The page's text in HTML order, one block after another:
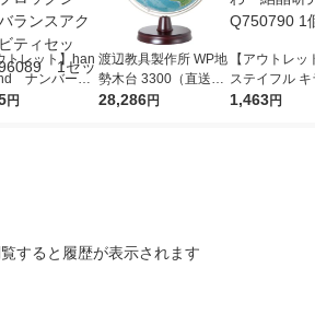
トレット】han
ナンバーブ
ス ブロックジ
円
渡辺教具製作所 WP地
勢木台 3300（直送
品）
28,286円
【アウトレッ
ステイフル
ふわふわ 結
1,463円
すると履歴が表示されます